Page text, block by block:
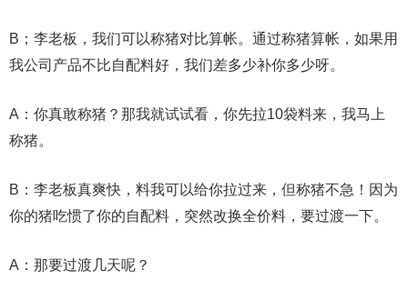
B；李老板，我们可以称猪对比算帐。通过称猪算帐，如果用
我公司产品不比自配料好，我们差多少补你多少呀。
A：你真敢称猪？那我就试试看，你先拉10袋料来，我马上
称猪。
B：李老板真爽快，料我可以给你拉过来，但称猪不急！因为
你的猪吃惯了你的自配料，突然改换全价料，要过渡一下。
A：那要过渡几天呢？